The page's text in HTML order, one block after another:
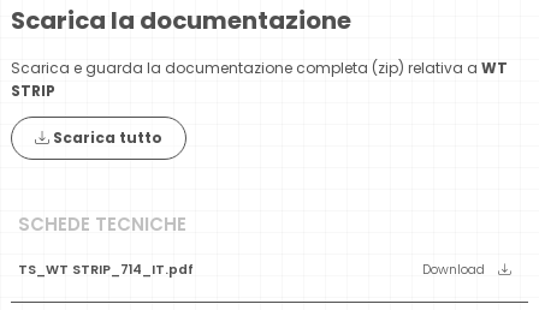
Scarica la documentazione
Scarica e guarda la documentazione completa (zip) relativa a WT
STRIP
Scarica tutto
SCHEDE TECNICHE
TS_WT STRIP_714_IT.pdf Download